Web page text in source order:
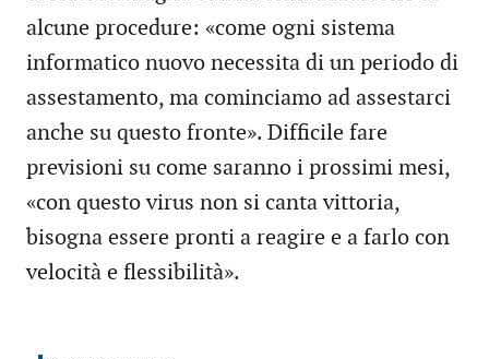
alcune procedure: «come ogni sistema
informatico nuovo necessita di un periodo di
assestamento, ma cominciamo ad assestarci
anche su questo fronte». Difficile fare
previsioni su come saranno i prossimi mesi,
«con questo virus non si canta vittoria,
bisogna essere pronti a reagire e a farlo con
velocità e flessibilità».